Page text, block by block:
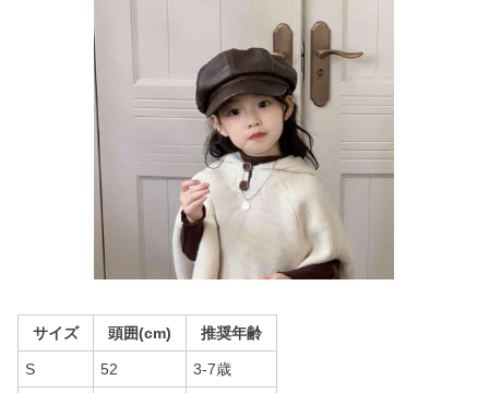
サイズ 頭囲(cm) 推奨年齢
S 52 3-7歳